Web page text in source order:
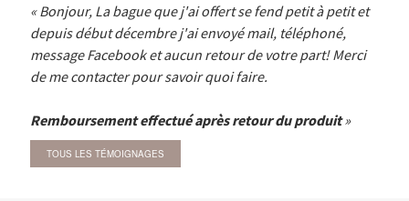
Bonjour, La bague que j'ai offert se fend petit à petit et
depuis début décembre j'ai envoyé mail, téléphoné,
message Facebook et aucun retour de votre part! Merci
de me contacter pour savoir quoi faire.
Remboursement effectué après retour du produit
TOUS LES TÉMOIGNAGES